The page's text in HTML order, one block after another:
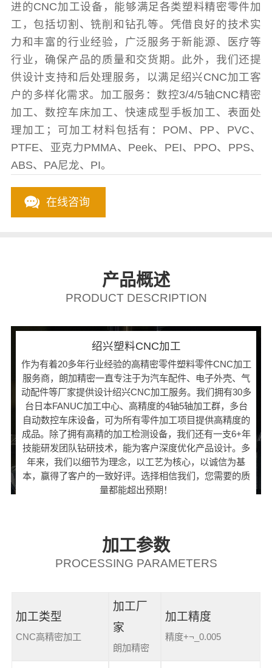
进的CNC加工设备，能够满足各类塑料精密零件加
工，包括切割、铣削和钻孔等。凭借良好的技术实
力和丰富的行业经验，广泛服务于新能源、医疗等
行业，确保产品的质量和交货期。此外，我们还提
供设计支持和后处理服务，以满足绍兴CNC加工客
户的多样化需求。加工服务：数控3/4/5轴CNC精密
加工、数控车床加工、快速成型手板加工、表面处
理加工；可加工材料包括有：POM、PP、PVC、
PTFE、亚克力PMMA、Peek、PEI、PPO、PPS、
ABS、PA尼龙、PI。
在线咨询
产品概述
PRODUCT DESCRIPTION
绍兴塑料CNC加工
作为有着20多年行业经验的高精密零件塑料零件CNC加工
服务商，朗加精密一直专注于为汽车配件、电子外壳、气
动配件等厂家提供设计绍兴CNC加工服务。我们拥有30多
台日本FANUC加工中心、高精度的4轴5轴加工群，多台
自动数控车床设备，可为所有零件加工项目提供高精度的
成品。除了拥有高精的加工检测设备，我们还有一支6+年
技能研发团队钻研技术，能为客户深度优化产品设计。多
年来，我们以细节为理念，以工艺为核心，以诚信为基
本，赢得了客户的一致好评。选择相信我们，您需要的质
量都能超出预期！
加工参数
PROCESSING PARAMETERS
加工类型
CNC高精密加工
加工厂
家
朗加精密
加工精度
精度+¬_0.005